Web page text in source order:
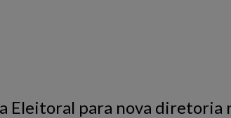
Eleitoral para nova diretoria